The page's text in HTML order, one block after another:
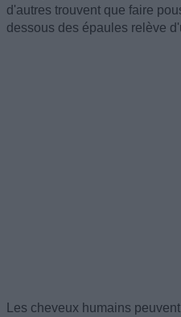
d'autres trouvent que faire
dessous des épaules relève
Les cheveux humains